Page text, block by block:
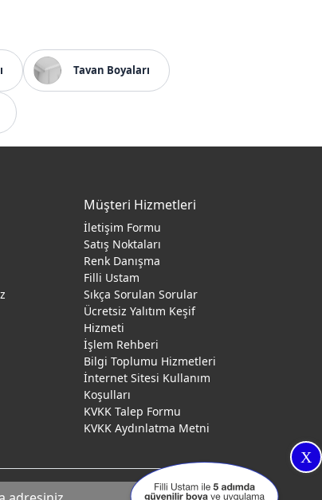
Tavan Boyaları
X
Müşteri Hizmetleri
İletişim Formu
Satış Noktaları
Renk Danışma
Filli Ustam
Sıkça Sorulan Sorular
Ücretsiz Yalıtım Keşif
Hizmeti
İşlem Rehberi
Bilgi Toplumu Hizmetleri
İnternet Sitesi Kullanım
Koşulları
KVKK Talep Formu
KVKK Aydınlatma Metni